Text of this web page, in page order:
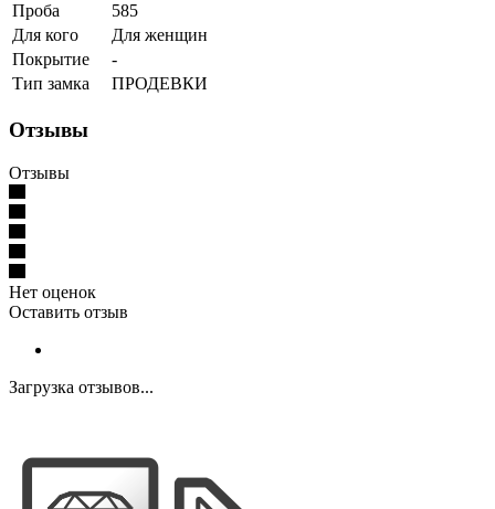
Проба
585
Для кого
Для женщин
Покрытие
-
Тип замка
ПРОДЕВКИ
Отзывы
Отзывы
Нет оценок
Оставить отзыв
Загрузка отзывов...